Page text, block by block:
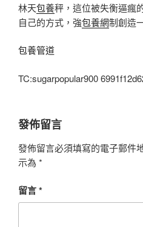
林天包養秤，這位被失衡逼瘋
自己的方式，強包養網制創造
包養管道
TC:sugarpopular900
發佈留言
發佈留言必須填寫的電子郵件
示為 *
留言*